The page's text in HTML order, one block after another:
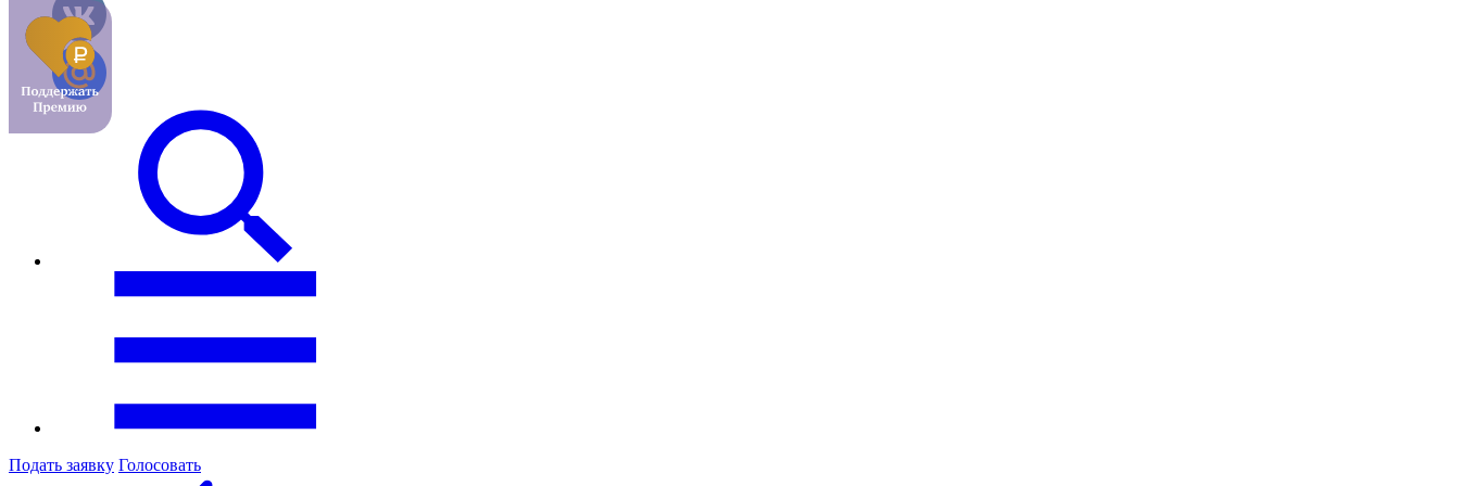
Подать заявку Голосовать